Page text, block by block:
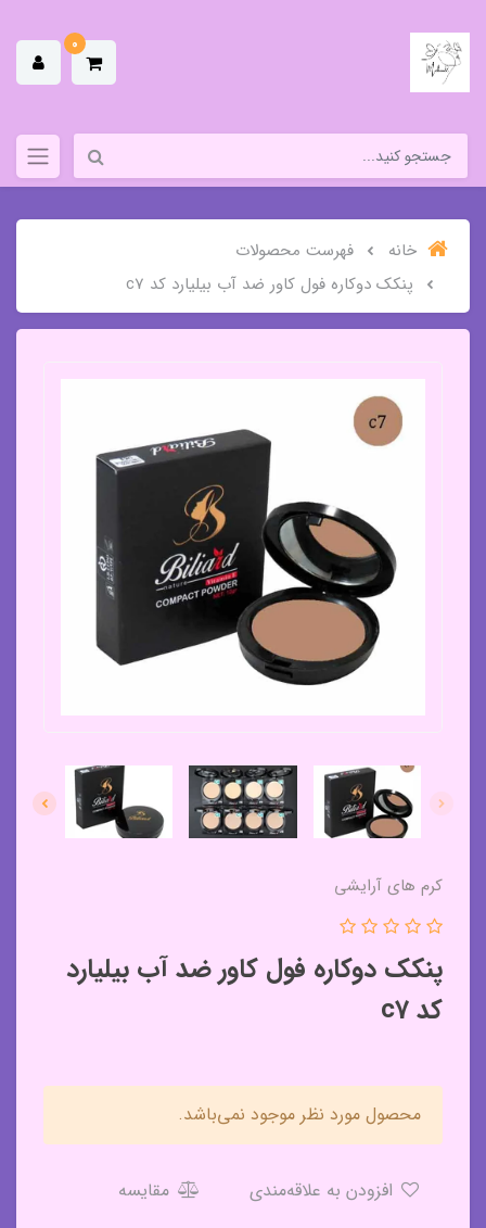
0
خانه
فهرست محصولات
پنکک دوکاره فول کاور ضد آب بیلیارد کد c7
کرم های آرایشی
پنکک دوکاره فول کاور ضد آب بیلیارد
کد c7
محصول مورد نظر موجود نمی‌باشد.
مقایسه